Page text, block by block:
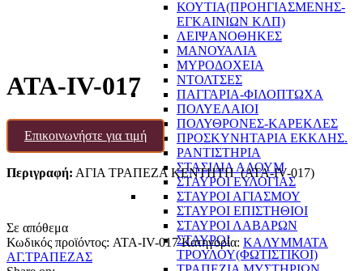
ΚΟΥΤΙΑ(ΠΡΟΗΓΙΑΣΜΕΝΗΣ-
ΕΓΚΑΙΝΙΩΝ ΚΛΠ)
ΛΕΙΨΑΝΟΘΗΚΕΣ
ΜΑΝΟΥΑΛΙΑ
ΜΥΡΟΔΟΧΕΙΑ
ΝΤΟΛΤΣΕΣ
ΠΑΓΓΑΡΙΑ-ΦΙΛΟΠΤΩΧΑ
ΠΟΛΥΕΛΑΙΟΙ
ΠΟΛΥΘΡΟΝΕΣ-ΚΑΡΕΚΛΕΣ
ΠΡΟΣΚΥΝΗΤΑΡΙΑ ΕΚΚΛΗΣ.
ΡΑΝΤΙΣΤΗΡΙΑ
ΣΤΑΣΙΔΙΑ ΑΛΟΥΜ
ΣΤΑΥΡΟΙ ΕΥΛΟΓΙΑΣ
ΣΤΑΥΡΟΙ ΑΓΙΑΣΜΟΥ
ΣΤΑΥΡΟΙ ΕΠΙΣΤΗΘΙΟΙ
ΣΤΑΥΡΟΙ ΛΑΒΑΡΩΝ
ΣΤΑΥΡΟΙ
ΤΡΟΥΛΟΥ(ΦΩΤΙΣΤΙΚΟΙ)
ATA-IV-017
Επικοινωνήστε για τιμή
Περιγραφή: ΑΓΙΑ ΤΡΑΠΕΖΑ ΚΕΝΤΗΤΗ (ATA-IV-017)
Σε απόθεμα
Κωδικός προϊόντος: ATA-IV-017 Κατηγορία: ΚΑΛΥΜΜΑΤΑ
ΑΓ.ΤΡΑΠΕΖΑΣ